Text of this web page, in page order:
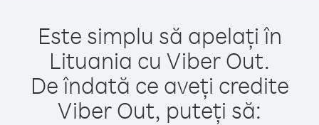
Este simplu să apelați în
Lituania cu Viber Out.
De îndată ce aveți credite
Viber Out, puteți să: